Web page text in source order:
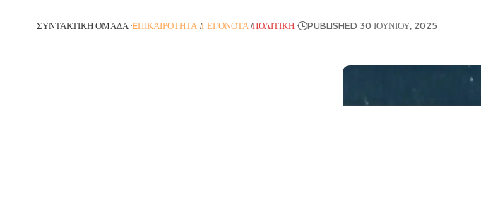
ΣΥΝΤΑΚΤΙΚΉ ΟΜΆΔΑ EΠΙΚΑΙΡΌΤΗΤΑ ΓΕΓΟΝΌΤΑ ΠΟΛΙΤΙΚΉ PUBLISHED 30 ΙΟΥΝΊΟΥ, 2025